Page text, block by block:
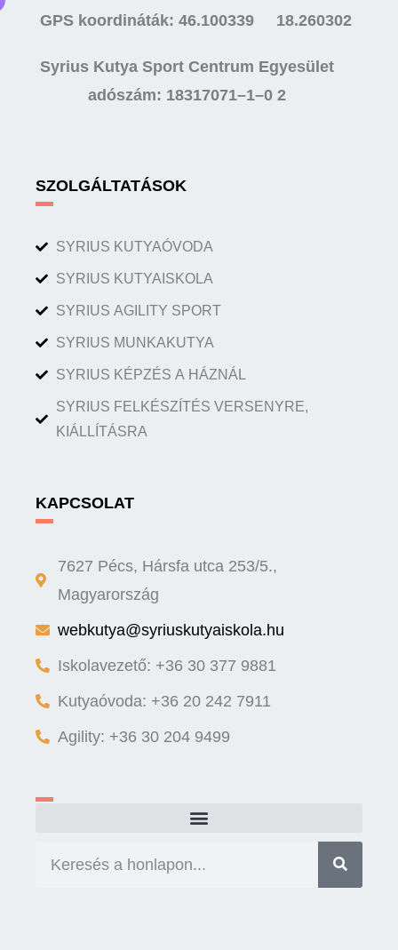
GPS koordináták: 46.100339 18.260302
Syrius Kutya Sport Centrum Egyesület
adószám: 18317071–1–0 2
SZOLGÁLTATÁSOK
SYRIUS KUTYAÓVODA
SYRIUS KUTYAISKOLA
SYRIUS AGILITY SPORT
SYRIUS MUNKAKUTYA
SYRIUS KÉPZÉS A HÁZNÁL
SYRIUS FELKÉSZÍTÉS VERSENYRE,
KIÁLLÍTÁSRA
KAPCSOLAT
7627 Pécs, Hársfa utca 253/5.,
Magyarország
webkutya@syriuskutyaiskola.hu
Iskolavezető: +36 30 377 9881
Kutyaóvoda: +36 20 242 7911
Agility: +36 30 204 9499